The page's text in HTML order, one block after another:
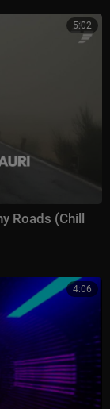
5:02
Roads (Chill
4:06